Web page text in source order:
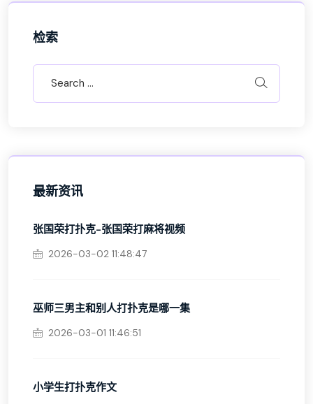
检索
最新资讯
张国荣打扑克-张国荣打麻将视频
2026-03-02 11:48:47
巫师三男主和别人打扑克是哪一集
2026-03-01 11:46:51
小学生打扑克作文